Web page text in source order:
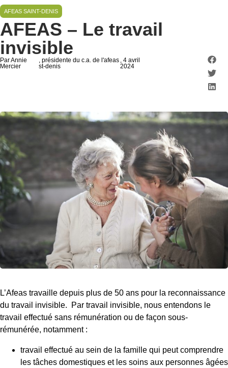
AFEAS SAINT-DENIS
AFEAS – Le travail
invisible
Par Annie
Mercier
, présidente du c.a. de l'afeas
st-denis
, 4 avril
2024
L’Afeas travaille depuis plus de 50 ans pour la reconnaissance
du travail invisible. Par travail invisible, nous entendons le
travail effectué sans rémunération ou de façon sous-
rémunérée, notamment :
travail effectué au sein de la famille qui peut comprendre
les tâches domestiques et les soins aux personnes âgées